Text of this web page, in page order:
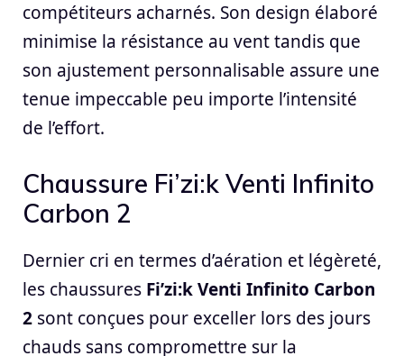
compétiteurs acharnés. Son design élaboré
minimise la résistance au vent tandis que
son ajustement personnalisable assure une
tenue impeccable peu importe l’intensité
de l’effort.
Chaussure Fi’zi:k Venti Infinito
Carbon 2
Dernier cri en termes d’aération et légèreté,
les chaussures Fi’zi:k Venti Infinito Carbon
2 sont conçues pour exceller lors des jours
chauds sans compromettre sur la